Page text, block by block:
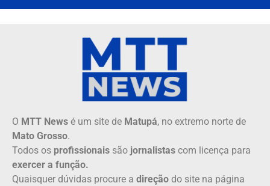
O MTT News é um site de Matupá, no extremo norte de
Mato Grosso.
Todos os profissionais são jornalistas com licença para
exercer a função.
Quaisquer dúvidas procure a direção do site na página